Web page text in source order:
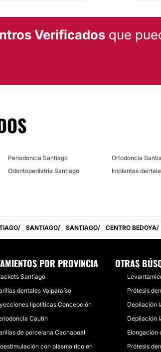
gran parte de su
Verificadosque
Periodoncia Santiago Ortodoncia
Odontopediatría Santiago Implantes
SANTIAGO SANTIAGO CENTRO BEDOYA
POR PROVINCIA
Santiago
dentales Valparaíso
lipolíticas Concepción
Cautín
de porcelana Cachapoal
con plasma rico en
OTRAS
Prótesis
Depilación
Depilación
Elongación
Prótesis